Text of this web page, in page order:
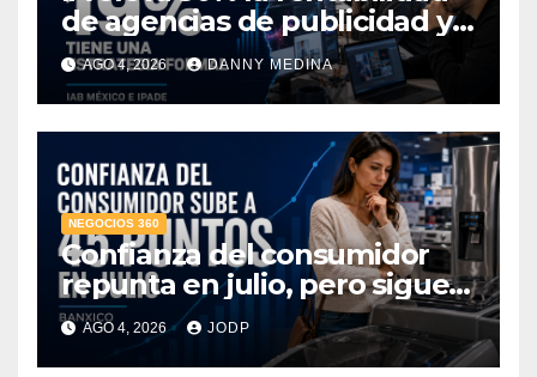
de agencias de publicidad y
pone en jaque el cobro por
hora: IAB México e IPADE
AGO 4, 2026 DANNY MEDINA
NEGOCIOS 360
Confianza del consumidor
repunta en julio, pero sigue
por debajo de 2025: Banxico
AGO 4, 2026 JODP